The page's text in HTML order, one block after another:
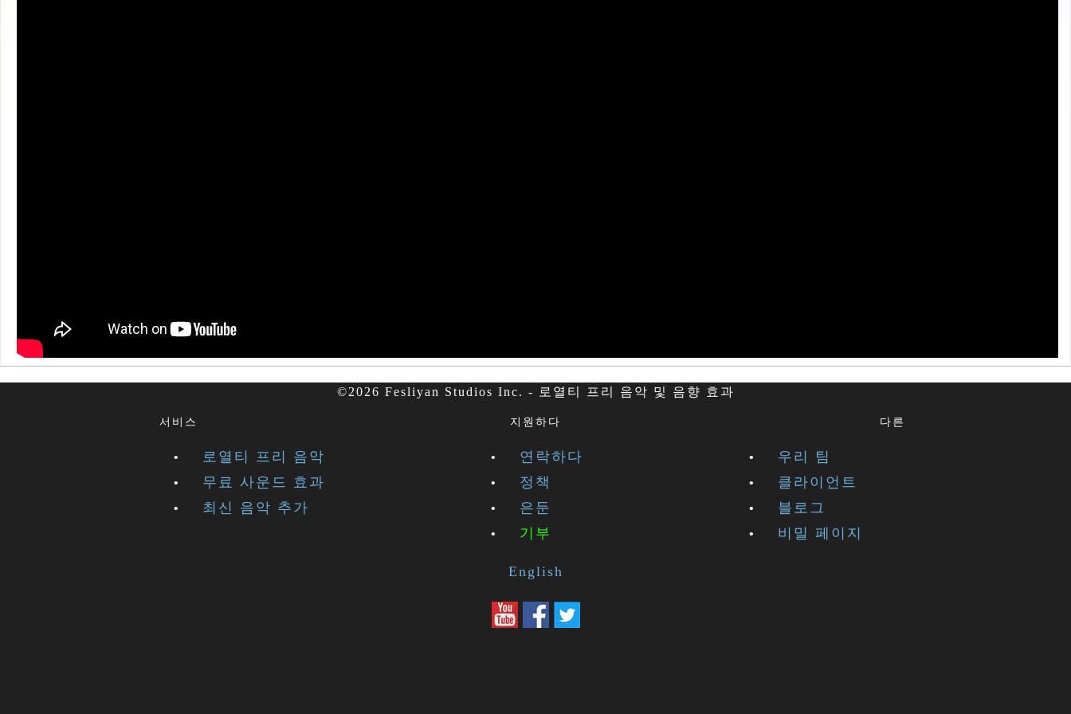
©2026 Fesliyan Studios Inc. - 로열티 프리 음악 및 음향 효과
서비스
로열티 프리 음악
무료 사운드 효과
최신 음악 추가
지원하다
연락하다
정책
은둔
기부
다른
우리 팀
클라이언트
블로그
비밀 페이지
English